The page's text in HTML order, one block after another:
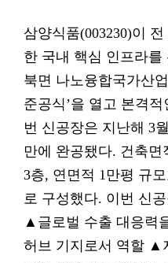
삼양식품(003230)이
한 국내 핵심 인프라
북면 나노융합국가산
준공식’을 열고 본격
번 신공장은 지난해 3
만에 완공됐다. 건축면
3층, 연면적 1만평 규
로 구성했다. 이번 신
▲글로벌 수출 대응력
허브 기지로서 역할 ▲